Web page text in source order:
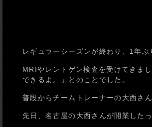
レギュラーシーズンが終わり、1年
MRIやレントゲン検査を受けてきま
できるよ。」とのことでした。
普段からチームトレーナーの大西さ
先日、名古屋の大西さんが開業した